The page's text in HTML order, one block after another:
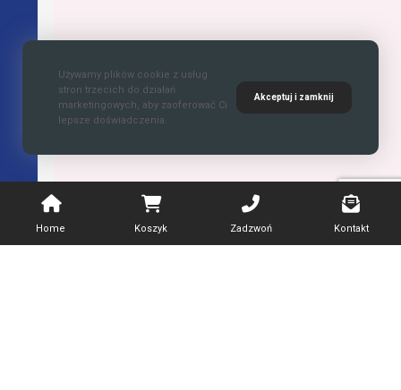
Home Koszyk Zadzwoń Kontakt
Używamy plików cookie z usług
stron trzecich do działań
marketingowych, aby zaoferować Ci
lepsze doświadczenia.
Akceptuj i zamknij